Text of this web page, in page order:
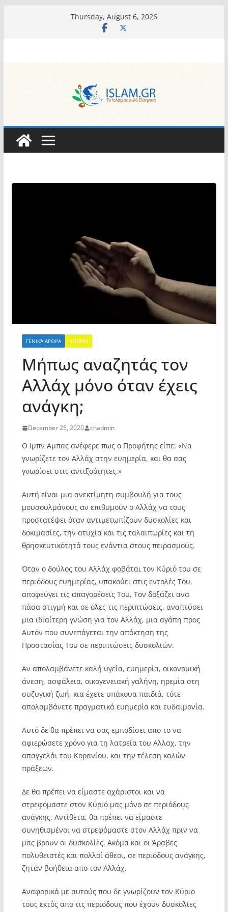
Thursday, August 6, 2026
ΓΕΝΙΚΆ ΆΡΘΡΑ ΚΟΡΆΝΙ
Μήπως αναζητάς τον
Αλλάχ μόνο όταν έχεις
ανάγκη;
December 25, 2020 chadmin
Ο Ιμπν Αμπας ανέφερε πως ο Προφήτης είπε: «Να
γνωρίζετε τον Αλλάχ στην ευημερία, και θα σας
γνωρίσει στις αντιξοότητες.»
Αυτή είναι μια ανεκτίμητη συμβουλή για τους
μουσουλμάνους αν επιθυμούν ο Αλλάχ να τους
προστατέψει όταν αντιμετωπίζουν δυσκολίες και
δοκιμασίες, την ατυχία και τις ταλαιπωρίες και τη
θρησκευτικότητά τους ενάντια στους πειρασμούς.
Όταν ο δούλος του Αλλάχ φοβάται τον Κύριό του σε
περιόδους ευημερίας, υπακούει στις εντολές Του,
αποφεύγει τις απαγορέσεις Του, Τον δοξάζει ανα
πάσα στιγμή και σε όλες τις περιπτώσεις, αναπτύσει
μια ιδιαίτερη γνώση για τον Αλλάχ, μια αγάπη προς
Αυτόν που συνεπάγεται την απόκτηση της
Προστασίας Του σε περιπτώσεις δυσκολιών.
Αν απολαμβάνετε καλή υγεία, ευημερία, οικονομική
άνεση, ασφάλεια, οικογενειακή γαλήνη, ηρεμία στη
συζυγική ζωή, κια έχετε υπάκουα παιδιά, τότε
απολαμβάνετε πραγματικά ευημερία και ευδαιμονία.
Αυτό δε θα πρέπει να σας εμποδίσει απο το να
αφιερώσετε χρόνο για τη λατρεία του Αλλαχ, την
απαγγελάι του Κορανίου, και την τέλεση καλών
πράξεων.
Δε θα πρέπει να είμαστε αχάριστοι και να
στρεφόμαστε στον Κύριό μας μόνο σε περιόδους
ανάγκης. Αντίθετα, θα πρέπει να είμαστε
συνηθισμένοι να στρεφόμαστε στον Αλλάχ πριν να
μας βρουν οι δυσκολίες. Ακόμα και οι Άραβες
πολυθειστές και πολλοί άθεοι, σε περιόδους ανάγκης,
ζητάν βοήθεια απο τον Αλλάχ.
Αναφορικά με αυτούς που δε γνωρίζουν τον Κύριο
τους εκτός απο τις περιόδους που έχουν δυσκολίες